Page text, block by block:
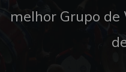
melhor Grupo